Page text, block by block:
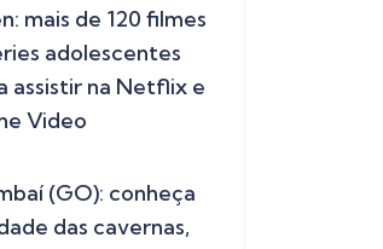
mais de 120 filmes
adolescentes
assistir na Netflix e
Video
(GO): conheça
das cavernas,